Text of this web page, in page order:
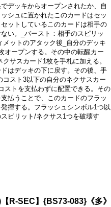
デッキからオープンされたか、自
シュに置かれたこのカードはセッ
セットしているこのカードは相手の
い。_バースト：相手のスピリッ
メットのアタック後_自分のデッキ
オープンする。その中の転醒カー
クサスカード1枚を手札に加える。
はデッキの下に戻す。その後、手
コスト3以下の自分のネクサスカー
ストを支払わずに配置できる。その
払うことで、このカードのフラッ
揮する。フラッシュシンボル1つ以
ピリット/ネクサス1つを破壊す
R-SEC】{BS73-083}《多》